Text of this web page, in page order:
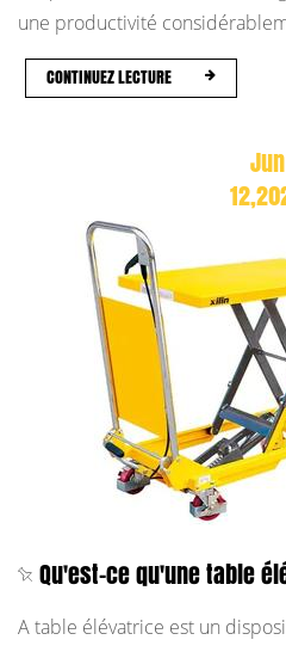
une productivité
CONTINUEZ LECTURE
Jun
Qu'est-ce qu'une table
A table élévatrice est un